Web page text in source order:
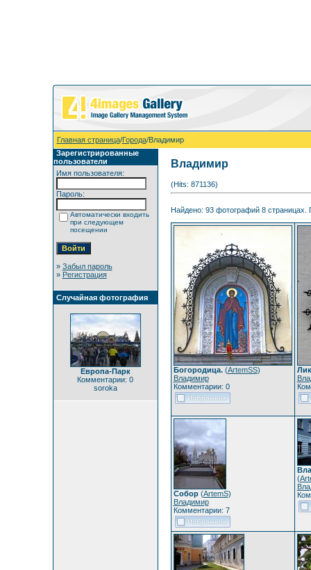
Главная страница/Города/Владимир
Зарегистрированные
пользователи
Имя пользователя:
Пароль:
Автоматически входить
при следующем
посещении
» Забыл пароль
» Регистрация
Случайная фотография
Европа-Парк
Комментарии: 0
soroka
Владимир
(Hits: 871136)
Найдено: 93 фотографий 8 страницах.
Богородица.(ArtemSS)
Владимир
Комментарии: 0
Лик
Собор(ArtemS)
Владимир
Комментарии: 7
(